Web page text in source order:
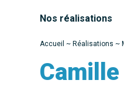
Nos réalisations
Accueil ~ Réalisations ~
Camille